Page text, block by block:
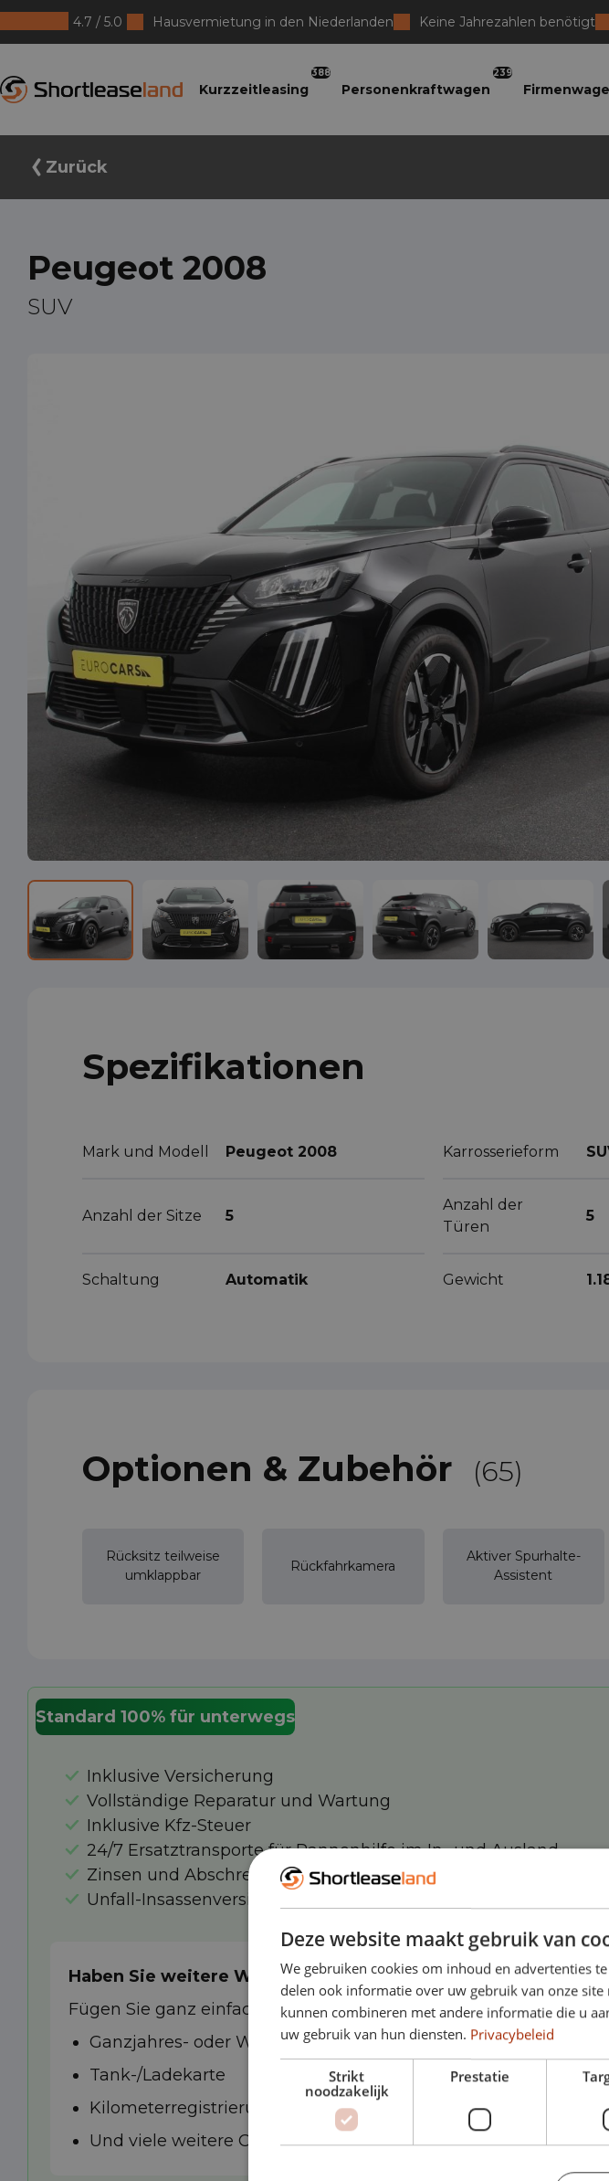
4.7 / 5.0 Hausvermietung in den Niederlanden Keine Jahrezahlen benötigt
Kurzzeitleasing
388
Personenkraftwagen
239
Zurück
Peugeot 2008
SUV
Spezifikationen
Mark und Modell Peugeot 2008 Karrosserieform
Anzahl der Sitze 5
Anzahl der
Türen
5
Schaltung Automatik Gewicht
Optionen & Zubehör (65)
Rücksitz teilweise
umklappbar
Rückfahrkamera
Aktiver Spurhalte-
Assistent
Standard 100% für unterwegs
Inklusive Versicherung
Vollständige Reparatur und Wartung
Inklusive Kfz-Steuer
24/7 Ersatztransporte für Pannenhilfe im In- und Ausland
Zinsen und Abschreibungen
Unfall-Insassenversicherung
Haben Sie weitere Wünsche?
Fügen Sie ganz einfach eine der zusätzlichen Optionen zu
Ganzjahres- oder Winterreifen
Tank-/Ladekarte
Kilometerregistrierung
Und viele weitere Optionen
Deze website maakt gebruik van
We gebruiken cookies om inhoud en advertenties
delen ook informatie over uw gebruik van onze
kunnen combineren met andere informatie die u
uw gebruik van hun diensten. Privacybeleid
Strikt
noodzakelijk
Prestatie